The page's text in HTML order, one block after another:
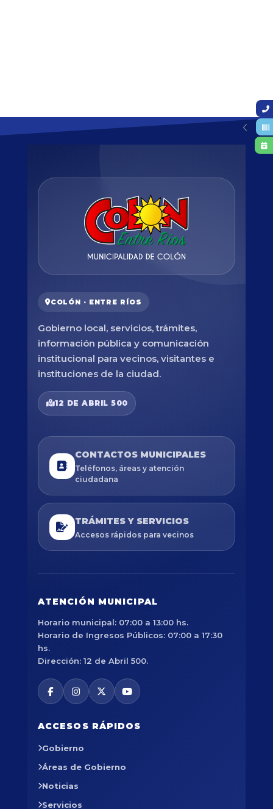
COLÓN · ENTRE RÍOS
Gobierno local, servicios, trámites,
información pública y comunicación
institucional para vecinos, visitantes e
instituciones de la ciudad.
12 DE ABRIL 500
CONTACTOS MUNICIPALES
Teléfonos, áreas y atención
ciudadana
TRÁMITES Y SERVICIOS
Accesos rápidos para vecinos
ATENCIÓN MUNICIPAL
Horario municipal: 07:00 a 13:00 hs.
Horario de Ingresos Públicos: 07:00 a 17:30
hs.
Dirección: 12 de Abril 500.
ACCESOS RÁPIDOS
Gobierno
Áreas de Gobierno
Noticias
Servicios